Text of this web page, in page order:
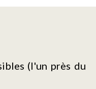
(l'un près du